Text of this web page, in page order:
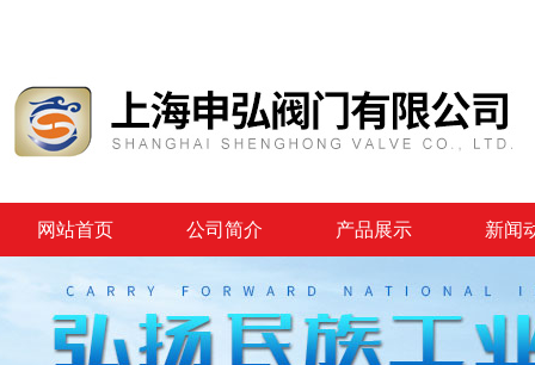
网站首页 公司简介 产品展示 新闻